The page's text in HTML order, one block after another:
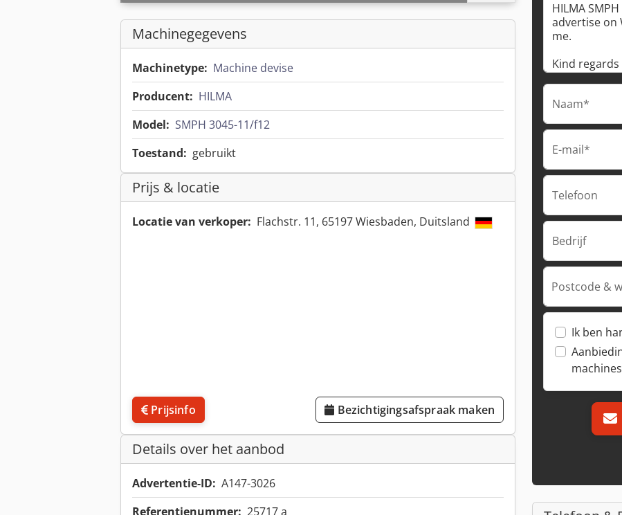
Machinegegevens
Machinetype: Machine devise
Producent: HILMA
Model: SMPH 3045-11/f12
Toestand: gebruikt
Prijs & locatie
Locatie van verkoper: Flachstr. 11, 65197 Wiesbaden, Duitsland
Prijsinfo Bezichtigingsafspraak maken
Details over het aanbod
Advertentie-ID: A147-3026
Referentienummer: 25717 a
Naam*
E-mail*
Telefoon
Bedrijf
Postcode &
Ik ben